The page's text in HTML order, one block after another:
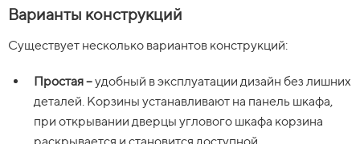
Варианты конструкций
Существует несколько вариантов конструкций:
Простая –удобный в эксплуатации дизайн без лишних
деталей. Корзины устанавливают на панель шкафа,
при открывании дверцы углового шкафа корзина
раскрывается и становится доступной.